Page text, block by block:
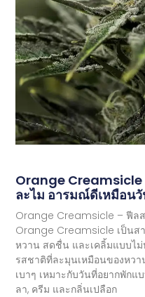
Orange Creamsicle
ละไม อารมณ์ดีเหมือน
Orange Creamsicle – ฟีล
Orange Creamsicle เป็นส
หวาน สดชื่น และเคลิ้มแบบไ
รสชาติที่ละมุนเหมือนของหว
เบาๆ เหมาะกับวันที่อยากพัก
ลา, ครีม และกลิ่นเปลือก